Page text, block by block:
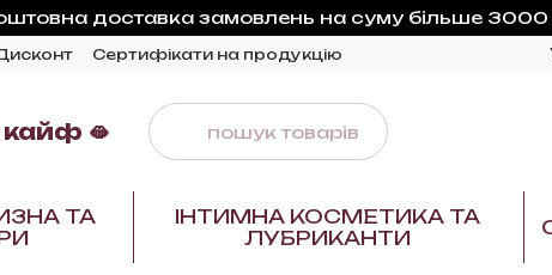
доставка замовлень на суму більше 3000
Сертифікати на продукцію
кайф 🫦
ТА
ІНТИМНА КОСМЕТИКА ТА
ЛУБРИКАНТИ